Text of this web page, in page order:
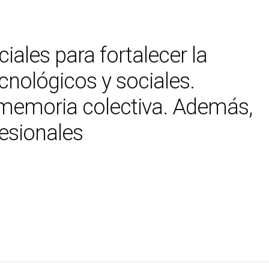
para fortalecer la
y sociales.
colectiva. Además,